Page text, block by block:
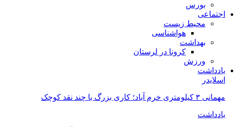
بورس
اجتماعی
محیط زیست
هواشناسی
بهداشت
کرونا در لرستان
ورزش
یادداشت
اسلایدر
مهمانی ۳ کیلومتری خرم آباد؛ کاری بزرگ با چند نقد کوچک
یادداشت